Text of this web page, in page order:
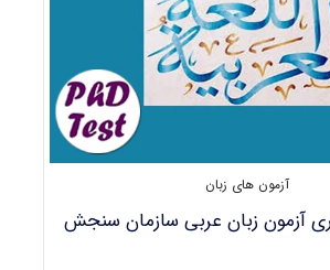
آزمون های زبان
آزمون زبان عربی سازمان سنجش